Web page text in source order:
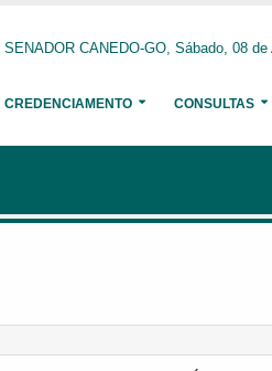
SENADOR CANEDO-GO, Sábado, 08 de
CREDENCIAMENTO CONSULTAS